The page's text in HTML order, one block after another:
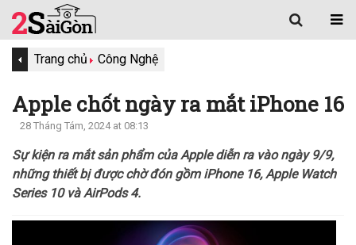
Trang chủ Công Nghệ
Apple chốt ngày ra mắt iPhone 16
28 Tháng Tám, 2024 at 08:13
Sự kiện ra mắt sản phẩm của Apple diễn ra vào ngày 9/9,
những thiết bị được chờ đón gồm iPhone 16, Apple Watch
Series 10 và AirPods 4.